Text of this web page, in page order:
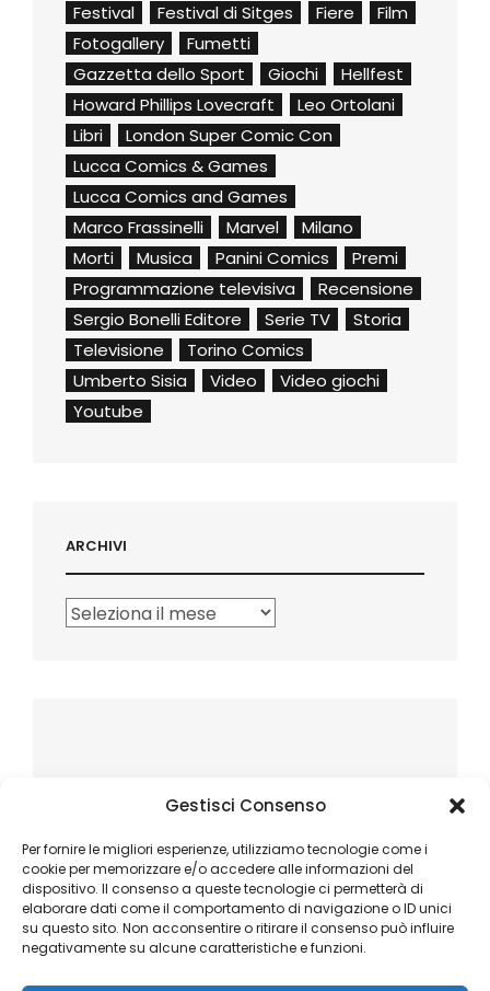
Gestisci Consenso
Per fornire le migliori esperienze, utilizziamo tecnologie come i
cookie per memorizzare e/o accedere alle informazioni del
dispositivo. Il consenso a queste tecnologie ci permetterà di
elaborare dati come il comportamento di navigazione o ID unici
su questo sito. Non acconsentire o ritirare il consenso può influire
negativamente su alcune caratteristiche e funzioni.
Festival
Festival di Sitges Fiere
Film
Fotogallery
Fumetti
Gazzetta dello Sport
Giochi
Hellfest
Howard Phillips Lovecraft
Leo Ortolani
Libri
London Super Comic Con
Lucca Comics & Games
Lucca Comics and Games
Marco Frassinelli
Marvel
Milano
Morti
Musica Panini Comics
Premi
Programmazione televisiva
Recensione
Sergio Bonelli Editore
Serie TV
Storia
Televisione
Torino Comics
Umberto Sisia
Video
Video giochi
Youtube
ARCHIVI
Archivi